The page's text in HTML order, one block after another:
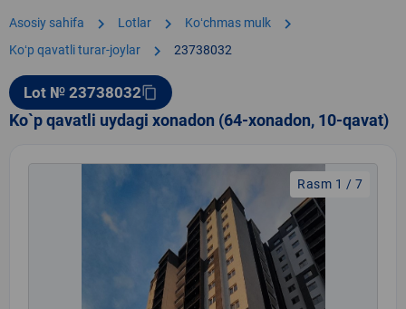
Asosiy sahifa chevron_right Lotlar chevron_right Koʻchmas mulk chevron_right
Koʻp qavatli turar-joylar chevron_right 23738032
Lot № 23738032content_copy
Ko`p qavatli uydagi xonadon (64-xonadon, 10-qavat)
Rasm 1 / 7